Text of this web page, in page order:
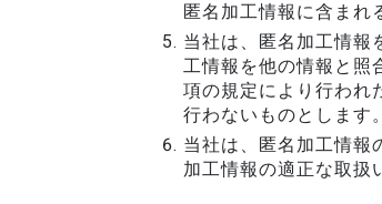
匿名加工情報に含まれ
当社は、匿名加工情報
工情報を他の情報と照
項の規定により行われ
行わないものとします。
当社は、匿名加工情報
加工情報の適正な取扱